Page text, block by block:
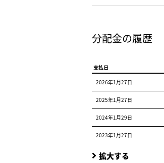
分配金の履歴
支払日
2026年1月27日
2025年1月27日
2024年1月29日
2023年1月27日
拡大する